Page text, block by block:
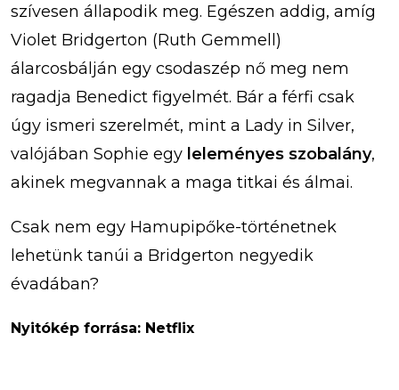
szívesen állapodik meg. Egészen addig, amíg
Violet Bridgerton (Ruth Gemmell)
álarcosbálján egy csodaszép nő meg nem
ragadja Benedict figyelmét. Bár a férfi csak
úgy ismeri szerelmét, mint a Lady in Silver,
valójában Sophie egy leleményes szobalány,
akinek megvannak a maga titkai és álmai.
Csak nem egy Hamupipőke-történetnek
lehetünk tanúi a Bridgerton negyedik
évadában?
Nyitókép forrása: Netflix